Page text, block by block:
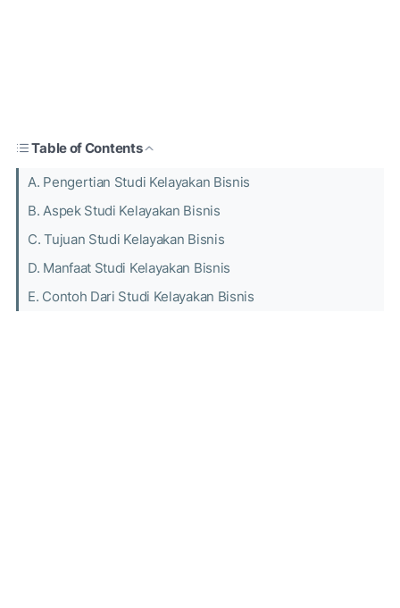
Table of Contents
A. Pengertian Studi Kelayakan Bisnis
B. Aspek Studi Kelayakan Bisnis
C. Tujuan Studi Kelayakan Bisnis
D. Manfaat Studi Kelayakan Bisnis
E. Contoh Dari Studi Kelayakan Bisnis